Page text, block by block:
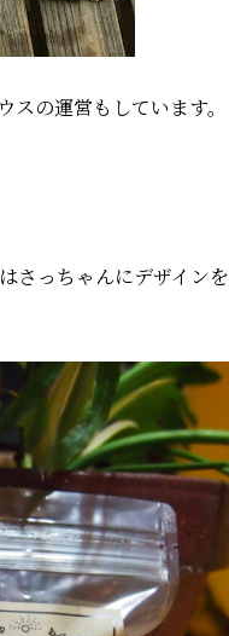
の運営もしています。
さっちゃんにデザインを